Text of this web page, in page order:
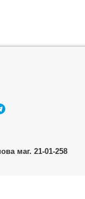
маг. 21-01-258